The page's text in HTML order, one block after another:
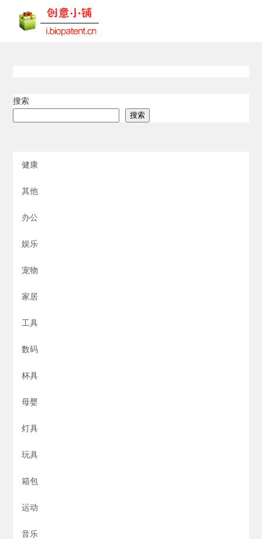
搜索
搜索
健康
其他
办公
娱乐
宠物
家居
工具
数码
杯具
母婴
灯具
玩具
箱包
运动
音乐